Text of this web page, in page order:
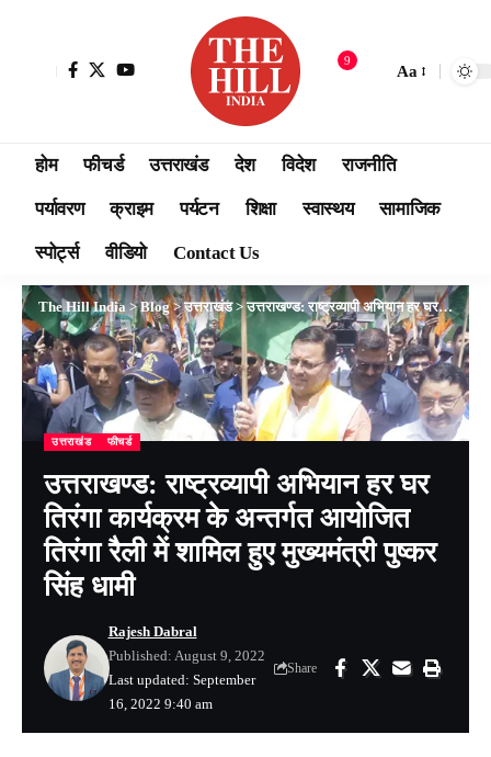
9
Aa
होम फीचर्ड उत्तराखंड देश विदेश राजनीति
पर्यावरण क्राइम पर्यटन शिक्षा स्वास्थय सामाजिक
स्पोर्ट्स वीडियो Contact Us
The Hill India>Blog>उत्तराखंड>उत्तराखण्ड: राष्ट्रव्यापी अभियान हर घर तिरंगा कार्यक्रम के अन्तर्गत आयोजित तिरंगा रैली में शामिल हुए मुख्यमंत्री पुष्कर सिंह धामी
उत्तराखंड फीचर्ड
उत्तराखण्ड: राष्ट्रव्यापी अभियान हर घर
तिरंगा कार्यक्रम के अन्तर्गत आयोजित
तिरंगा रैली में शामिल हुए मुख्यमंत्री पुष्कर
सिंह धामी
Last updated: September
16, 2022 9:40 am
Rajesh Dabral
Published: August 9, 2022
Share